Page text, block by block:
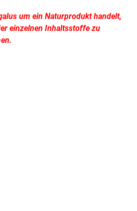
um ein Naturprodukt handelt,
einzelnen Inhaltsstoffe zu